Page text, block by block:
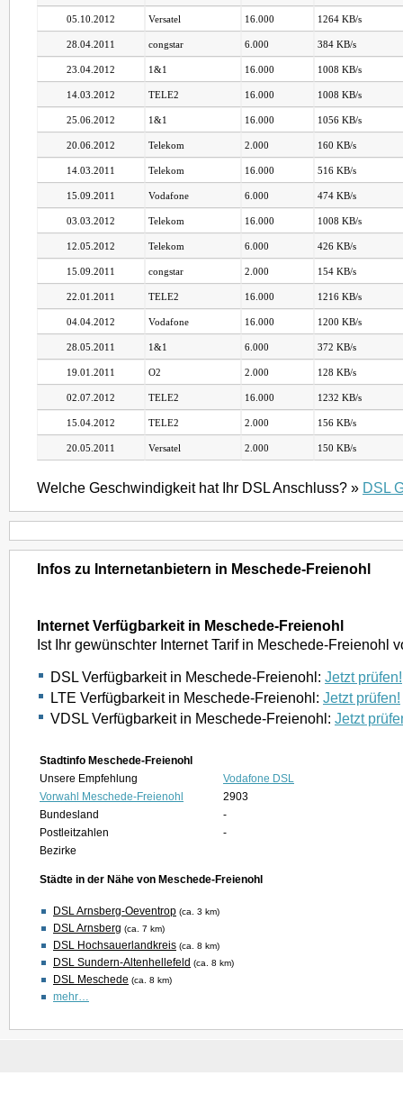
05.10.2012 Versatel 16.000 1264 KB/s
28.04.2011 congstar 6.000 384 KB/s
23.04.2012 1&1 16.000 1008 KB/s
14.03.2012 TELE2 16.000 1008 KB/s
25.06.2012 1&1 16.000 1056 KB/s
20.06.2012 Telekom 2.000 160 KB/s
14.03.2011 Telekom 16.000 516 KB/s
15.09.2011 Vodafone 6.000 474 KB/s
03.03.2012 Telekom 16.000 1008 KB/s
12.05.2012 Telekom 6.000 426 KB/s
15.09.2011 congstar 2.000 154 KB/s
22.01.2011 TELE2 16.000 1216 KB/s
04.04.2012 Vodafone 16.000 1200 KB/s
28.05.2011 1&1 6.000 372 KB/s
19.01.2011 O2 2.000 128 KB/s
02.07.2012 TELE2 16.000 1232 KB/s
15.04.2012 TELE2 2.000 156 KB/s
20.05.2011 Versatel 2.000 150 KB/s
Welche Geschwindigkeit hat Ihr DSL Anschluss? » DSL
Infos zu Internetanbietern in Meschede-Freienohl
Internet Verfügbarkeit in Meschede-Freienohl
Ist Ihr gewünschter Internet Tarif in Meschede-Freienohl
DSL Verfügbarkeit in Meschede-Freienohl: Jetzt prüfen!
LTE Verfügbarkeit in Meschede-Freienohl: Jetzt prüfen!
VDSL Verfügbarkeit in Meschede-Freienohl: Jetzt
Stadtinfo Meschede-Freienohl
Unsere Empfehlung
Vodafone DSL
Vorwahl Meschede-Freienohl
2903
Bundesland
-
Postleitzahlen
-
Bezirke
Städte in der Nähe von Meschede-Freienohl
DSL Arnsberg-Oeventrop (ca. 3 km)
DSL Arnsberg (ca. 7 km)
DSL Hochsauerlandkreis (ca. 8 km)
DSL Sundern-Altenhellefeld (ca. 8 km)
DSL Meschede (ca. 8 km)
mehr…